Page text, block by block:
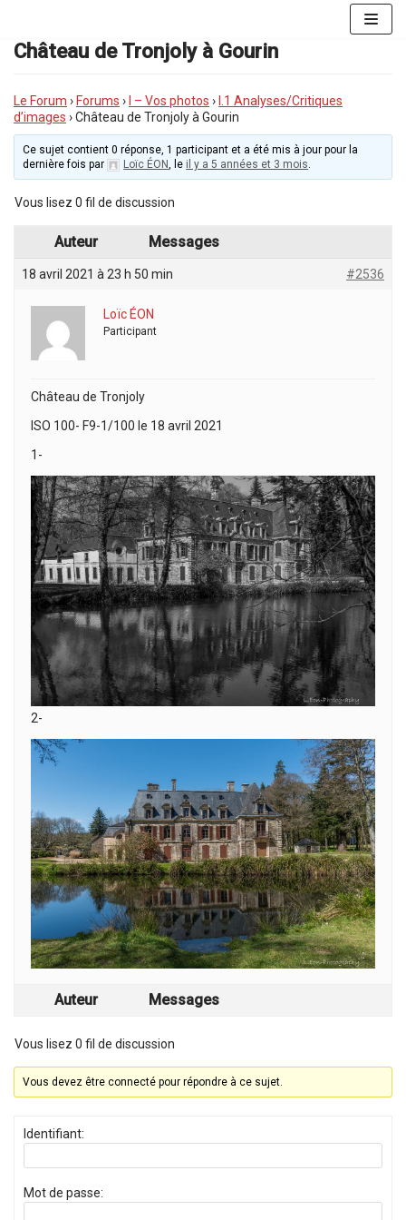
au
contenu
Château de Tronjoly à Gourin
Le Forum › Forums › I – Vos photos ›
I.1 Analyses/Critiques
d’images ›Château de Tronjoly à Gourin
Ce sujet contient 0 réponse, 1 participant et a été mis à jour pour la
dernière fois par
Loïc ÉON, le il y a 5 années et 3 mois.
Vous lisez 0 fil de discussion
Auteur Messages
18 avril 2021 à 23 h 50 min #2536
Loïc ÉON
Participant
Château de Tronjoly
ISO 100- F9-1/100 le 18 avril 2021
1-
2-
Auteur Messages
Vous lisez 0 fil de discussion
Vous devez être connecté pour répondre à ce sujet.
Identifiant:
Mot de passe: